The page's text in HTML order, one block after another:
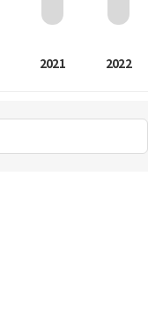
2021 2022